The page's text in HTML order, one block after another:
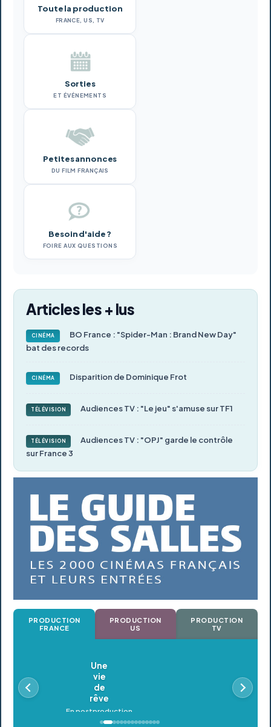
Toute la production
FRANCE, US, TV
Sorties
ET ÉVÉNEMENTS
Petites annonces
DU FILM FRANÇAIS
Besoin d'aide ?
FOIRE AUX QUESTIONS
Articles les + lus
CINÉMA
BO France : "Spider-Man : Brand New Day"
bat des records
CINÉMA Disparition de Dominique Frot
TÉLÉVISION Audiences TV : "Le jeu" s'amuse sur TF1
TÉLÉVISION
Audiences TV : "OPJ" garde le contrôle
sur France 3
PRODUCTION
FRANCE
PRODUCTION
US
PRODUCTION
TV
Oldeupe
En postproduction